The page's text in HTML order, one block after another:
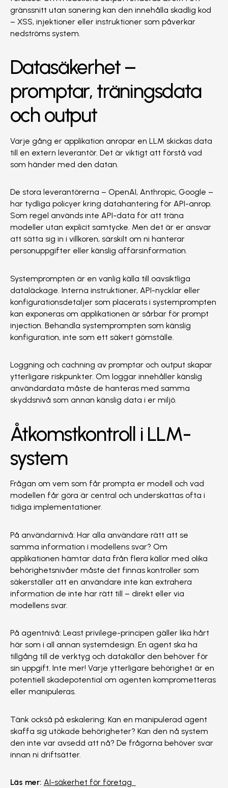
gränssnitt utan sanering kan den innehålla skadlig kod
– XSS, injektioner eller instruktioner som påverkar
nedströms system.
Datasäkerhet –
promptar, träningsdata
och output
Varje gång er applikation anropar en LLM skickas data
till en extern leverantör. Det är viktigt att förstå vad
som händer med den datan.
De stora leverantörerna – OpenAI, Anthropic, Google –
har tydliga policyer kring datahantering för API-anrop.
Som regel används inte API-data för att träna
modeller utan explicit samtycke. Men det är er ansvar
att sätta sig in i villkoren, särskilt om ni hanterar
personuppgifter eller känslig affärsinformation.
Systemprompten är en vanlig källa till oavsiktliga
dataläckage. Interna instruktioner, API-nycklar eller
konfigurationsdetaljer som placerats i systemprompten
kan exponeras om applikationen är sårbar för prompt
injection. Behandla systemprompten som känslig
konfiguration, inte som ett säkert gömställe.
Loggning och cachning av promptar och output skapar
ytterligare riskpunkter. Om loggar innehåller känslig
användardata måste de hanteras med samma
skyddsnivå som annan känslig data i er miljö.
Åtkomstkontroll i LLM-
system
Frågan om vem som får prompta er modell och vad
modellen får göra är central och underskattas ofta i
tidiga implementationer.
På användarnivå: Har alla användare rätt att se
samma information i modellens svar? Om
applikationen hämtar data från flera källor med olika
behörighetsnivåer måste det finnas kontroller som
säkerställer att en användare inte kan extrahera
information de inte har rätt till – direkt eller via
modellens svar.
På agentnivå: Least privilege-principen gäller lika hårt
här som i all annan systemdesign. En agent ska ha
tillgång till de verktyg och datakällor den behöver för
sin uppgift. Inte mer! Varje ytterligare behörighet är en
potentiell skadepotential om agenten komprometteras
eller manipuleras.
Tänk också på eskalering: Kan en manipulerad agent
skaffa sig utökade behörigheter? Kan den nå system
den inte var avsedd att nå? De frågorna behöver svar
innan ni driftsätter.
Läs mer: AI-säkerhet för företag